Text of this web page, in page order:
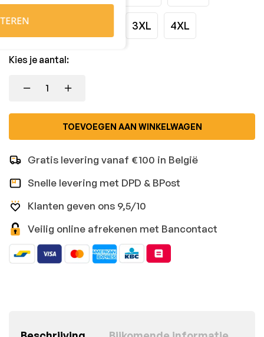
XLarge 3XL 4XL
Kies je aantal:
TOEVOEGEN AAN WINKELWAGEN
Gratis levering vanaf €100 in België
Snelle levering met DPD & BPost
Klanten geven ons 9,5/10
Veilig online afrekenen met Bancontact